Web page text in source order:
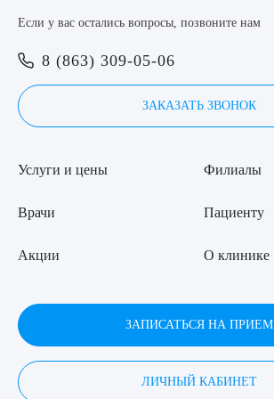
Если у вас остались вопросы, позвоните нам
8 (863) 309-05-06
ЗАКАЗАТЬ ЗВОНОК
Услуги и цены
Врачи
Акции
Филиалы
Пациенту
О клинике
ЗАПИСАТЬСЯ НА ПРИЕМ
ЛИЧНЫЙ КАБИНЕТ